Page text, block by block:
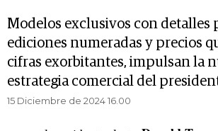
Modelos exclusivos con detalles
ediciones numeradas y precios
cifras exorbitantes, impulsan la
estrategia comercial del
15 Diciembre de 2024 16.00